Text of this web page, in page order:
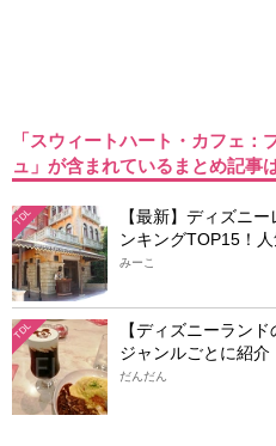
「スウィートハート・カフェ
ュ」が含まれているまとめ記事
TDL
【最新】ディズニ
ンキングTOP15！
みーこ
TDL
【ディズニーラン
ジャンルごとに紹介
だんだん